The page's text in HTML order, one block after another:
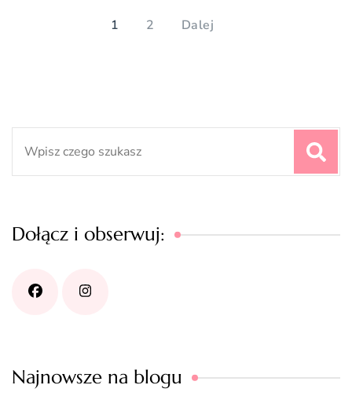
PAGE
1 PAGE
2 Dalej
Dołącz i obserwuj:
Najnowsze na blogu